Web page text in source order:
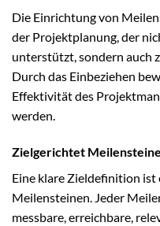
Die Einrichtung von
der Projektplanung, der
unterstützt, sondern auch
Durch das Einbeziehen
Effektivität des
werden.
Zielgerichtet
Eine klare Zieldefinition ist
Meilensteinen. Jeder
messbare, erreichbare,